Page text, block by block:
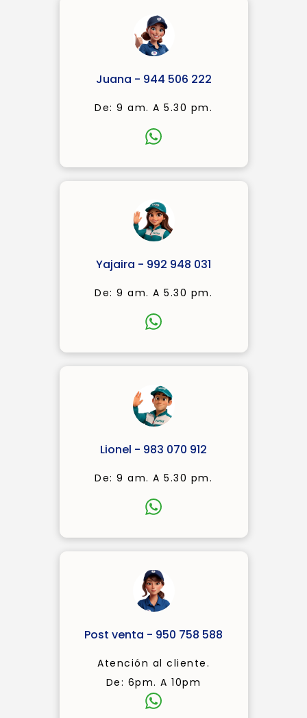
Juana - 944 506 222
De: 9 am. A 5.30 pm.
Yajaira - 992 948 031
De: 9 am. A 5.30 pm.
Lionel - 983 070 912
De: 9 am. A 5.30 pm.
Post venta - 950 758 588
Atención al cliente.
De: 6pm. A 10pm